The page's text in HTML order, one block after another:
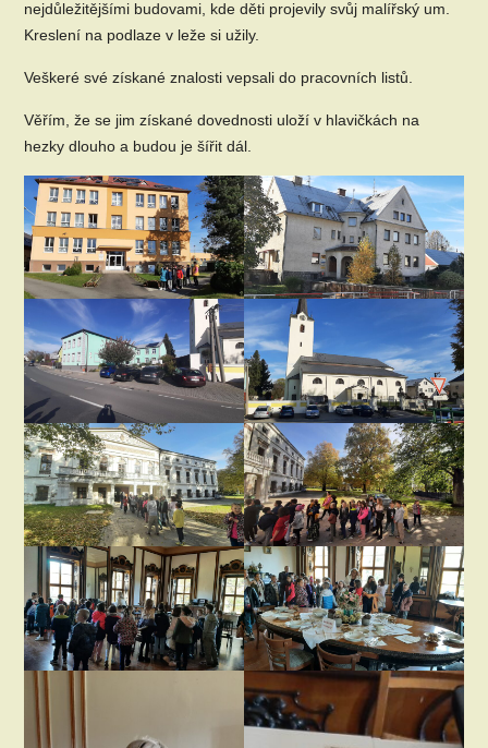
nejdůležitějšími budovami, kde děti projevily svůj malířský um.
Kreslení na podlaze v leže si užily.
Veškeré své získané znalosti vepsali do pracovních listů.
Věřím, že se jim získané dovednosti uloží v hlavičkách na
hezky dlouho a budou je šířit dál.